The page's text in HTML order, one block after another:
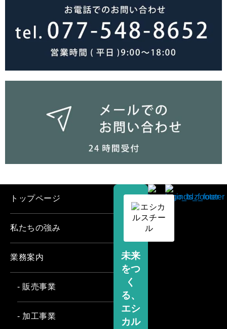
未来
をつ
く
る、
エシ
カル
トップページ
私たちの強み
業務案内
- 販売事業
- 加工事業